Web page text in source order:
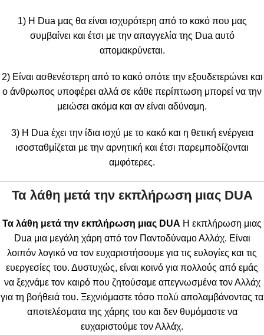
1) Η Dua μας θα είναι ισχυρότερη από το κακό που μας
συμβαίνει και έτσι με την απαγγελία της Dua αυτό
απομακρύνεται.
2) Είναι ασθενέστερη από το κακό οπότε την εξουδετερώνει και
ο άνθρωπος υποφέρει αλλά σε κάθε περίπτωση μπορεί να την
μειώσει ακόμα και αν είναι αδύναμη.
3) Η Dua έχει την ίδια ισχύ με το κακό και η θετική ενέργεια
ισοσταθμίζεται με την αρνητική και έτσι παρεμποδίζονται
αμφότερες.
Τα λάθη μετά την εκπλήρωση μιας DUA
Τα λάθη μετά την εκπλήρωση μιας DUA Η εκπλήρωση μιας
Dua μια μεγάλη χάρη από τον Παντοδύναμο Αλλάχ. Είναι
λοιπόν λογικό να τον ευχαριστήσουμε για τις ευλογίες και τις
ευεργεσίες του. Δυστυχώς, είναι κοινό για πολλούς από εμάς
να ξεχνάμε τον καιρό που ζητούσαμε απεγνωσμένα τον Αλλάχ
για τη βοήθειά του. Ξεχνιόμαστε τόσο πολύ απολαμβάνοντας τα
αποτελέσματα της χάρης του και δεν θυμόμαστε να
ευχαριστούμε τον Αλλάχ.